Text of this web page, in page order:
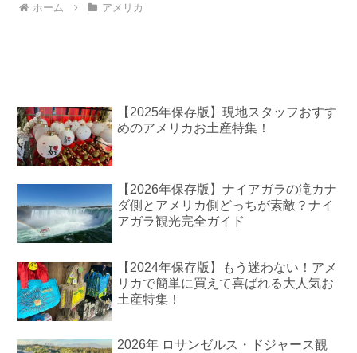
ホーム アメリカ
【2025年保存版】現地スタッフおすす
めのアメリカお土産特集！
【2026年保存版】ナイアガラの滝カナ
ダ側とアメリカ側どっちが素敵？ナイ
アガラ観光完全ガイド
【2024年保存版】もう迷わない！アメ
リカで簡単に買えて喜ばれる大人気お
土産特集！
2026年 ロサンゼルス・ドジャース観